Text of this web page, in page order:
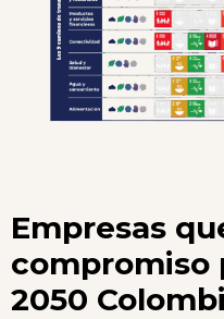
Empresas
compromiso
2050